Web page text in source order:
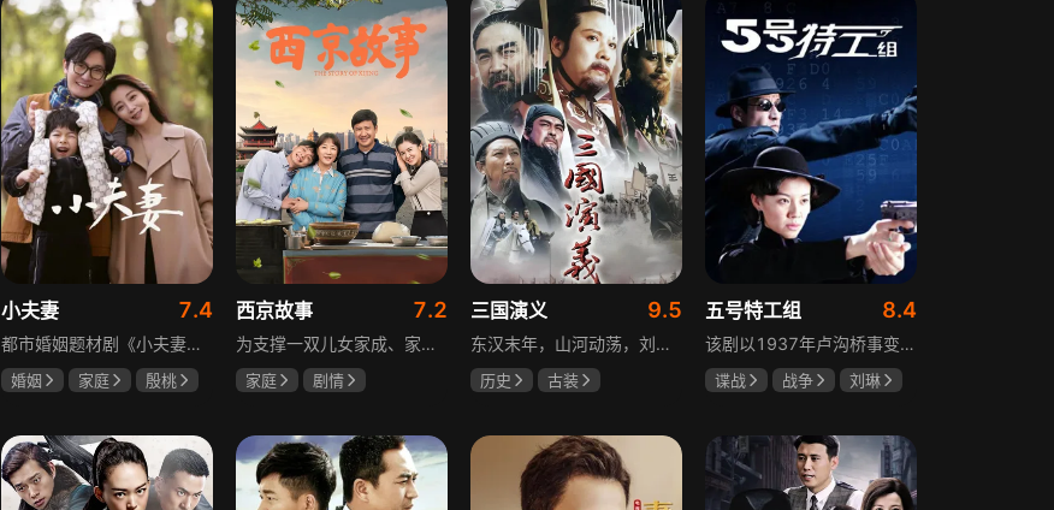
小夫妻 7.4
都市婚姻题材剧《小夫妻》围绕经营十年婚姻的周全与车莉展开，原本家庭美满的二人突遭变故：周全怀才不遇还意外被裁员，车莉则被迫赶鸭子上架仓促创业，不可预期的生活变动让他们的婚姻陷入僵局。而立之年的两人，在现实压力与情感拉扯中挣扎，面临诸多矛盾与考验，他们能否重新调整生活节奏，修复婚姻关系，回到幸福生活的轨道，是该剧的核心看点。
婚姻 家庭
殷桃
西京故事 7.2
为支撑一双儿女家成、家秀的“求学大业”，一家之主罗天福携妻子慧娟进了西京城。在西京城里，罗天福见证了身边的小人物们在大城市的生存之难，自身也经历了种种艰辛：饼铺生意屡屡受挫，妻子慧娟不满他“固执守旧”的经营方式闹起分居，儿子家成无法适应从乡村到城市的生活状况不断离校出走，重重打击不断袭来，使他头一次对自己坚守多年的人生观和价值观产生怀疑。自己这样做究竟是对是错，城市是不是真的不适合他这种“坚持老一套”的人生存。女儿家秀的支持鼓励使罗天福重拾信心，那些曾经接受罗天福帮助的人也反过来帮助他，纠缠不清的矛盾随之一一化解。罗家人终于在西京这座大城扎下了根，向着美好的未来继续前行。该剧围绕农村家庭在城市的奋斗历程展开，展现了小人物的坚韧与善良，充满了励志色彩与现实关怀。
家庭
剧情
三国演义 9.5
东汉末年，山河动荡，刘汉王朝气数将尽。内有十常侍颠倒黑白、祸乱朝纲，外有张氏兄弟高呼“苍天已死，黄巾当立”的口号，掀起浩大的农民起义，一时间狼烟四起，刘家朝廷宛如大厦将倾，岌岌可危。正所谓乱世出英雄，曹操、公孙瓒、袁术、袁绍、吕布、刘备、孙策、关羽、张飞、诸葛亮等各路豪杰不断涌现，从群雄逐鹿到赤壁之战，从魏蜀吴三国鼎立到三分归一统，波澜壮阔的三国时代的大幕缓缓拉开，本片根据中国古典名著《三国演义》改编。
历史
古装
五号特工组 8.4
该剧以1937年卢沟桥事变后的上海为背景，讲述中共地下党员欧阳剑平召集海外同学组成特工组的故事。组员涵盖情报、密码、爆破、神偷等领域人才，他们以法租界上流社会身份为掩护，与日军特高课、汪伪76号等势力展开较量，屡屡涉险却最终完成任务。剧集以真实史料为基础，展现了抗日时期地下工作者的智勇无畏与家国情怀。
谍战 战争
刘琳